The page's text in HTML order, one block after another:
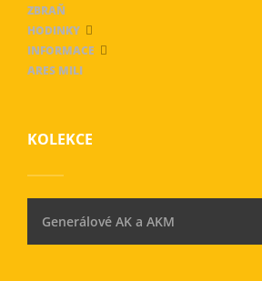
ZBRAŇ
HODINKY
INFORMACE
ARES MILI
KOLEKCE
Generálové AK a AKM